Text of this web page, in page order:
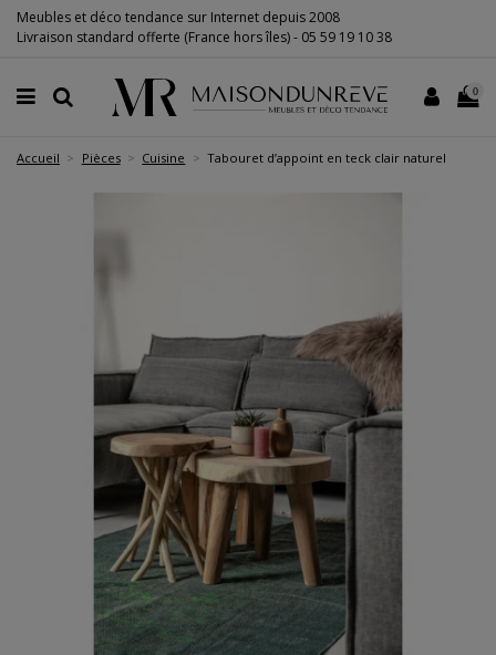
Meubles et déco tendance sur Internet depuis 2008
Livraison standard offerte (France hors îles) - 05 59 19 10 38
0
Accueil Pièces Cuisine Tabouret d’appoint en teck clair naturel